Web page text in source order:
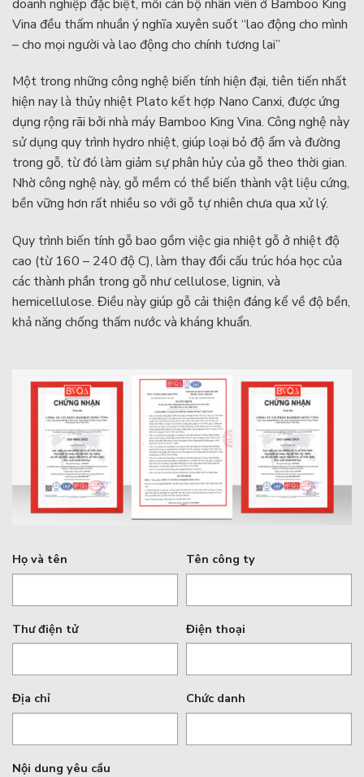
doanh nghiệp đặc biệt, mỗi cán bộ nhân viên ở Bamboo King
Vina đều thấm nhuần ý nghĩa xuyên suốt “lao động cho mình
– cho mọi người và lao động cho chính tương lai”
Một trong những công nghệ biến tính hiện đại, tiên tiến nhất
hiện nay là thủy nhiệt Plato kết hợp Nano Canxi, được ứng
dụng rộng rãi bởi nhà máy Bamboo King Vina. Công nghệ này
sử dụng quy trình hydro nhiệt, giúp loại bỏ độ ẩm và đường
trong gỗ, từ đó làm giảm sự phân hủy của gỗ theo thời gian.
Nhờ công nghệ này, gỗ mềm có thể biến thành vật liệu cứng,
bền vững hơn rất nhiều so với gỗ tự nhiên chưa qua xử lý.
Quy trình biến tính gỗ bao gồm việc gia nhiệt gỗ ở nhiệt độ
cao (từ 160 – 240 độ C), làm thay đổi cấu trúc hóa học của
các thành phần trong gỗ như cellulose, lignin, và
hemicellulose. Điều này giúp gỗ cải thiện đáng kể về độ bền,
khả năng chống thấm nước và kháng khuẩn.
Họ và tên Tên công ty
Thư điện tử Điện thoại
Địa chỉ Chức danh
Nội dung yêu cầu